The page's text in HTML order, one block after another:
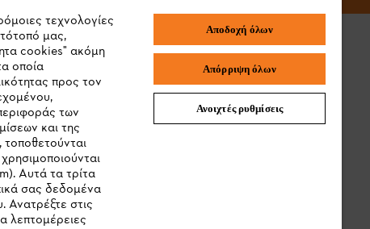
STIHL Συχνές ερωτήσεις
τεχνολογίες
μας,
cookies" ακόμη
οποία
προς τον
των
και της
Αυτά τα τρίτα
σας δεδομένα
Ανατρέξτε στις
λεπτομέρειες
Αποδοχή όλων
Απόρριψη όλων
Ανοιχτές ρυθμίσεις